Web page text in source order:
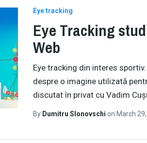
Eye tracking
Eye Tracking
Web
Eye tracking din interes
despre o imagine utilizată
discutat în privat cu Vadim
By Dumitru Slonovschi on March